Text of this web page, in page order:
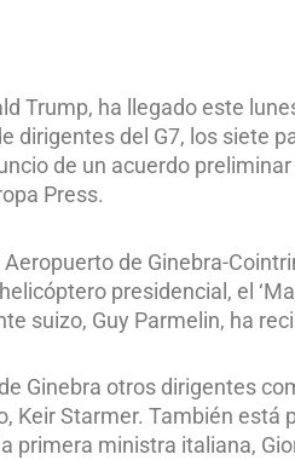
Trump, ha llegado este
dirigentes del G7, los siete
de un acuerdo
Press.
Aeropuerto de Ginebra-
presidencial, el
suizo, Guy Parmelin, ha
Ginebra otros dirigentes
Keir Starmer. También está
primera ministra italiana,